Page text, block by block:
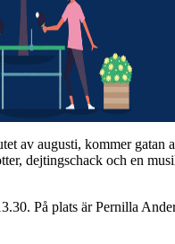
av augusti, kommer
dejtingschack och en
På plats är Pernilla